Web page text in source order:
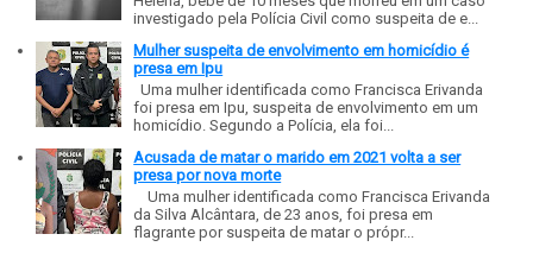
investigado pela Polícia Civil como suspeita de e...
Mulher suspeita de envolvimento em homicídio é
presa em Ipu
Uma mulher identificada como Francisca Erivanda
foi presa em Ipu, suspeita de envolvimento em um
homicídio. Segundo a Polícia, ela foi...
Acusada de matar o marido em 2021 volta a ser
presa por nova morte
Uma mulher identificada como Francisca Erivanda
da Silva Alcântara, de 23 anos, foi presa em
flagrante por suspeita de matar o própr...